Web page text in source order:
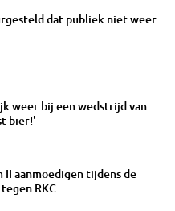
dat publiek niet weer
weer bij een wedstrijd van
bier!'
II aanmoedigen tijdens de
RKC